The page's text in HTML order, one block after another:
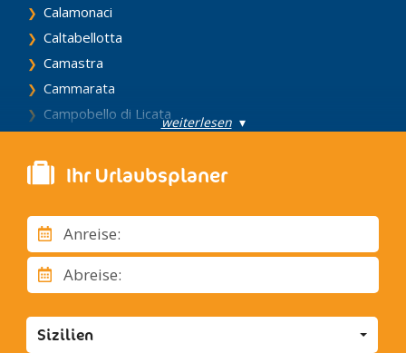
Calamonaci
Caltabellotta
Camastra
Cammarata
Campobello di Licata
Casteltermini
Castrofilippo
Cattolica Eraclea
Cianciana
Comitini
Eraclea Minoa
Favara
Grotte
weiterlesen▾
Ihr Urlaubsplaner
Anreise:
Abreise:
Sizilien